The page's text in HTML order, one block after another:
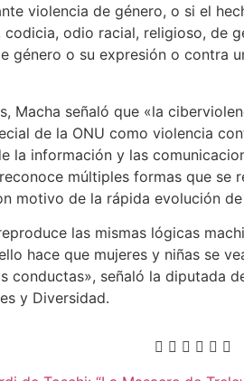
violencia de género, o si el
codicia, odio racial, religioso, de
género o su expresión o contra
Macha señaló que «la
de la ONU como violencia
la información y las
múltiples formas que se
motivo de la rápida evolución de
las mismas lógicas
hace que mujeres y niñas se
conductas», señaló la diputada
y Diversidad.